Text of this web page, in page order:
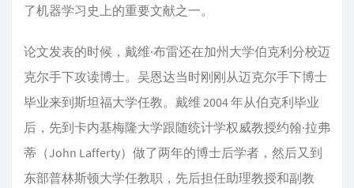
了机器学习史上的重要文献之一。
论文发表的时候，戴维·布雷还在加州大学伯克利分校迈
克尔手下攻读博士。吴恩达当时刚刚从迈克尔手下博士
毕业来到斯坦福大学任教。戴维 2004 年从伯克利毕业
后，先到卡内基梅隆大学跟随统计学权威教授约翰·拉弗
蒂（John Lafferty）做了两年的博士后学者，然后又到
东部普林斯顿大学任教职，先后担任助理教授和副教